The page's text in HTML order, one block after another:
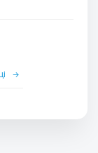
→